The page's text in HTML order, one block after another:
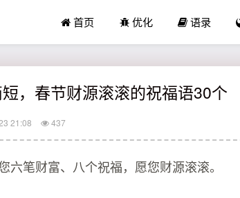
首页 优化 语录
，春节财源滚滚的祝福语30个
21:08 437
六笔财富、八个祝福，愿您财源滚滚。